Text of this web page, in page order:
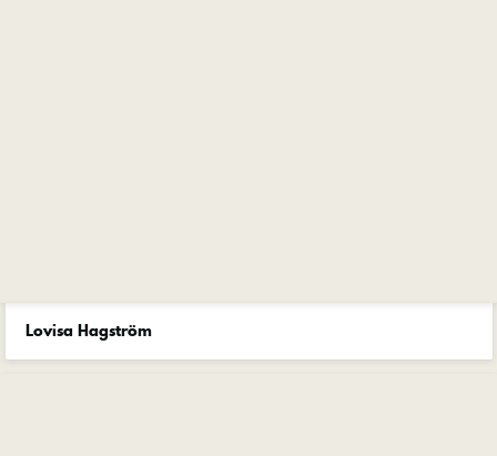
Lovisa Hagström